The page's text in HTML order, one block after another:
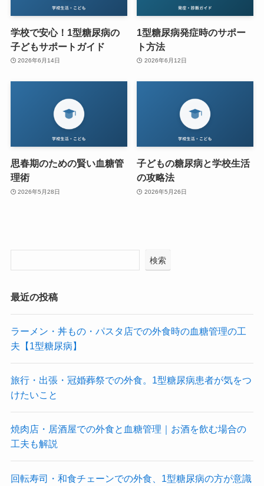
学校で安心！1型糖尿病の
子どもサポートガイド
2026年6月14日
1型糖尿病発症時のサポー
ト方法
2026年6月12日
思春期のための賢い血糖管
理術
2026年5月28日
子どもの糖尿病と学校生活
の攻略法
2026年5月26日
検索
最近の投稿
ラーメン・丼もの・パスタ店での外食時の血糖管理の工
夫【1型糖尿病】
旅行・出張・冠婚葬祭での外食。1型糖尿病患者が気をつ
けたいこと
焼肉店・居酒屋での外食と血糖管理｜お酒を飲む場合の
工夫も解説
回転寿司・和食チェーンでの外食、1型糖尿病の方が意識